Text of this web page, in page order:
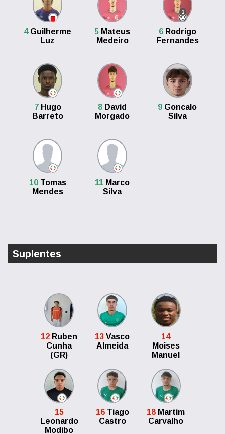
4Guilherme
Luz
5 Mateus
Medeiro
1
6Rodrigo
Fernandes
7Hugo
Barreto
8 David
Morgado
9 Goncalo
Silva
10Tomas
Mendes
11 Marco
Silva
Suplentes
12 Ruben
Cunha
(GR)
13 Vasco
Almeida
14
Moises
Manuel
15
Leonardo
Modibo
16Tiago
Castro
18 Martim
Carvalho